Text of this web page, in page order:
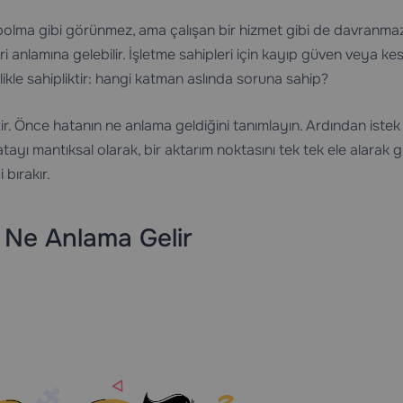
gibi görünmez, ama çalışan bir hizmet gibi de
anlamına gelebilir. İşletme sahipleri için kayıp güven veya
sahipliktir: hangi katman aslında soruna sahip?
hatanın ne anlama geldiğini tanımlayın. Ardından istek
mantıksal olarak, bir aktarım noktasını tek tek ele alarak
Anlama Gelir